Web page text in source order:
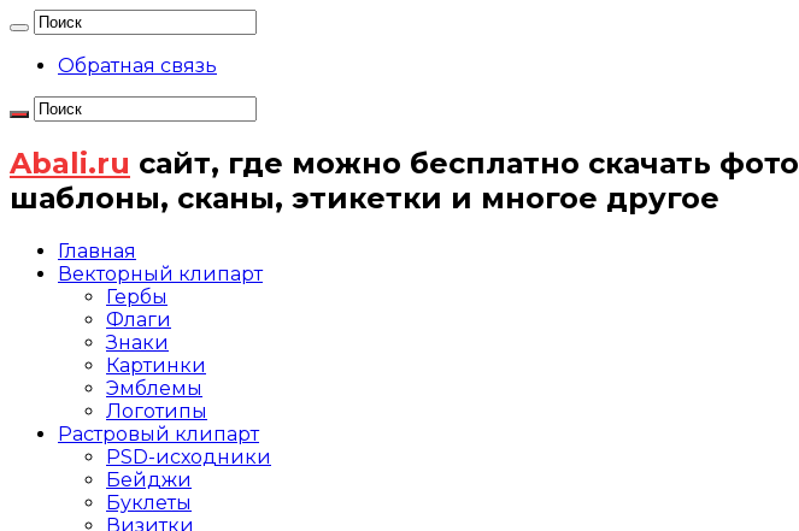
Обратная связь
Abali.ru сайт, где можно бесплатно скачать
шаблоны, сканы, этикетки и многое другое
Главная
Векторный клипарт
Гербы
Флаги
Знаки
Картинки
Эмблемы
Логотипы
Растровый клипарт
PSD-исходники
Бейджи
Буклеты
Визитки